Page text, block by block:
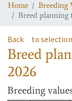
Home
Breeding
Breed planning
Back to
Breed
2026
Breeding